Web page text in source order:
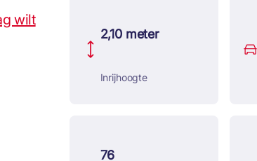
wilt
2,10 meter
Inrijhoogte
76